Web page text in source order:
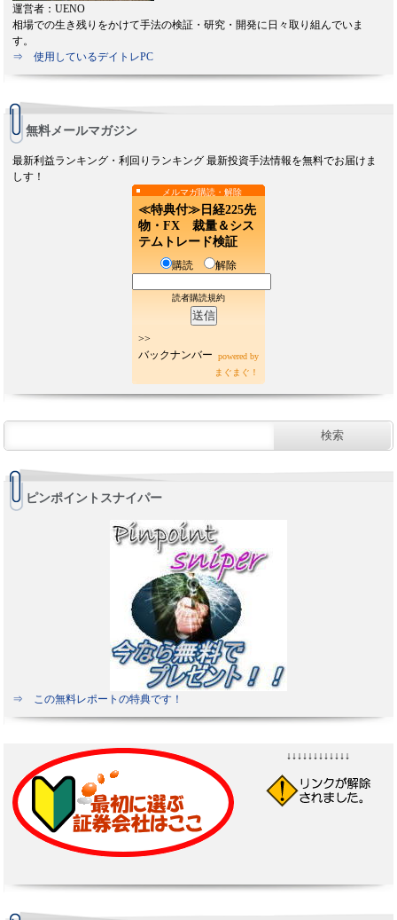
運営者：UENO
相場での生き残りをかけて手法の検証・研究・開発に日々取り組んでいま
す。
⇒ 使用しているデイトレPC
無料メールマガジン
最新利益ランキング・利回りランキング 最新投資手法情報を無料でお届けま
しす！
メルマガ購読・解除
≪特典付≫日経225先
物・FX 裁量＆シス
テムトレード検証
購読 解除
読者購読規約
>>
バックナンバー
powered by
まぐまぐ！
ピンポイントスナイパー
⇒ この無料レポートの特典です！
↓↓↓↓↓↓↓↓↓↓↓↓